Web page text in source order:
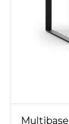
Multibase